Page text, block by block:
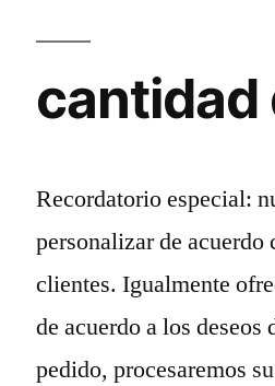
cantidad
Recordatorio especial:
personalizar de
clientes. Igualmente
de acuerdo a los
pedido, procesaremos